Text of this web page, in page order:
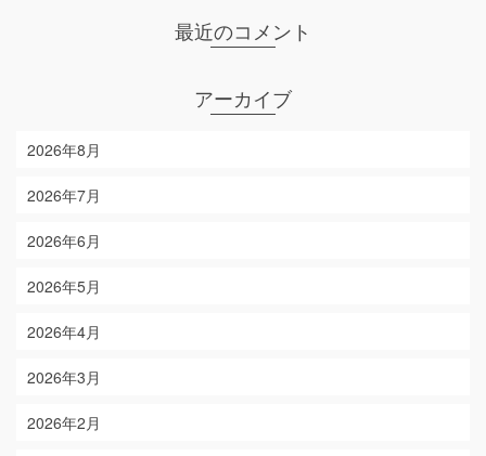
最近のコメント
アーカイブ
2026年8月
2026年7月
2026年6月
2026年5月
2026年4月
2026年3月
2026年2月